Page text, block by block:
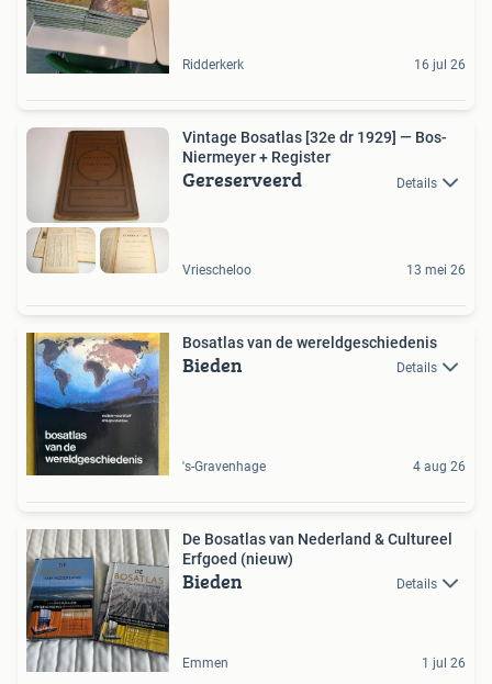
Ridderkerk 16 jul 26
Vintage Bosatlas [32e dr 1929] — Bos-
Niermeyer + Register
Gereserveerd Details
Vriescheloo 13 mei 26
Bosatlas van de wereldgeschiedenis
Bieden Details
's-Gravenhage 4 aug 26
De Bosatlas van Nederland & Cultureel
Erfgoed (nieuw)
Bieden Details
Emmen 1 jul 26